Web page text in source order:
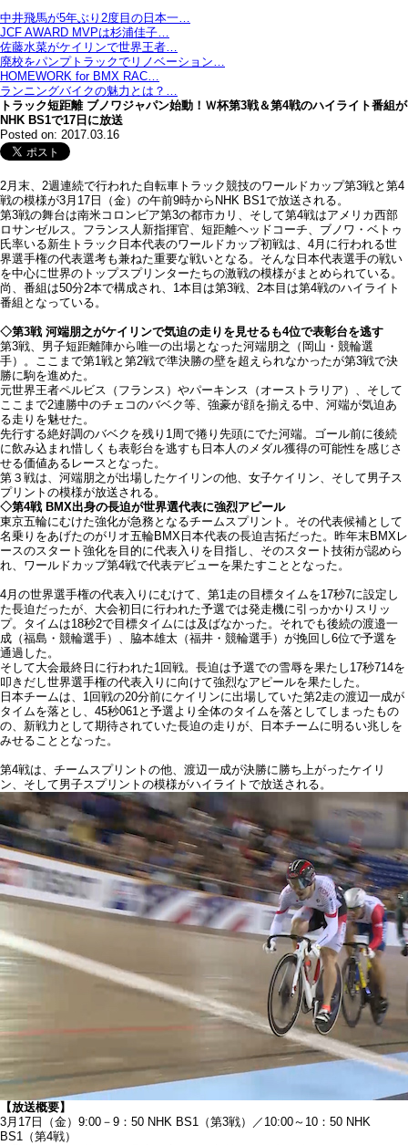
中井飛馬が5年ぶり2度目の日本一…
JCF AWARD MVPは杉浦佳子…
佐藤水菜がケイリンで世界王者…
廃校をパンプトラックでリノベーション…
HOMEWORK for BMX RAC…
ランニングバイクの魅力とは？…
トラック短距離 ブノワジャパン始動！Ｗ杯第3戦＆第4戦のハイライト番組が
NHK BS1で17日に放送
Posted on: 2017.03.16
2月末、2週連続で行われた自転車トラック競技のワールドカップ第3戦と第4
戦の模様が3月17日（金）の午前9時からNHK BS1で放送される。
第3戦の舞台は南米コロンビア第3の都市カリ、そして第4戦はアメリカ西部
ロサンゼルス。フランス人新指揮官、短距離ヘッドコーチ、ブノワ・ベトゥ
氏率いる新生トラック日本代表のワールドカップ初戦は、4月に行われる世
界選手権の代表選考も兼ねた重要な戦いとなる。そんな日本代表選手の戦い
を中心に世界のトップスプリンターたちの激戦の模様がまとめられている。
尚、番組は50分2本で構成され、1本目は第3戦、2本目は第4戦のハイライト
番組となっている。
◇第3戦 河端朋之がケイリンで気迫の走りを見せるも4位で表彰台を逃す
第3戦、男子短距離陣から唯一の出場となった河端朋之（岡山・競輪選
手）。ここまで第1戦と第2戦で準決勝の壁を超えられなかったが第3戦で決
勝に駒を進めた。
元世界王者ペルビス（フランス）やパーキンス（オーストラリア）、そして
ここまで2連勝中のチェコのバベク等、強豪が顔を揃える中、河端が気迫あ
る走りを魅せた。
先行する絶好調のバベクを残り1周で捲り先頭にでた河端。ゴール前に後続
に飲み込まれ惜しくも表彰台を逃すも日本人のメダル獲得の可能性を感じさ
せる価値あるレースとなった。
第３戦は、河端朋之が出場したケイリンの他、女子ケイリン、そして男子ス
プリントの模様が放送される。
◇第4戦 BMX出身の長迫が世界選代表に強烈アピール
東京五輪にむけた強化が急務となるチームスプリント。その代表候補として
名乗りをあげたのがリオ五輪BMX日本代表の長迫吉拓だった。昨年末BMXレ
ースのスタート強化を目的に代表入りを目指し、そのスタート技術が認めら
れ、ワールドカップ第4戦で代表デビューを果たすこととなった。
4月の世界選手権の代表入りにむけて、第1走の目標タイムを17秒7に設定し
た長迫だったが、大会初日に行われた予選では発走機に引っかかりスリッ
プ。タイムは18秒2で目標タイムには及ばなかった。それでも後続の渡邉一
成（福島・競輪選手）、脇本雄太（福井・競輪選手）が挽回し6位で予選を
通過した。
そして大会最終日に行われた1回戦。長迫は予選での雪辱を果たし17秒714を
叩きだし世界選手権の代表入りに向けて強烈なアピールを果たした。
日本チームは、1回戦の20分前にケイリンに出場していた第2走の渡辺一成が
タイムを落とし、45秒061と予選より全体のタイムを落としてしまったもの
の、新戦力として期待されていた長迫の走りが、日本チームに明るい兆しを
みせることとなった。
第4戦は、チームスプリントの他、渡辺一成が決勝に勝ち上がったケイリ
ン、そして男子スプリントの模様がハイライトで放送される。
【放送概要】
3月17日（金）9:00－9：50 NHK BS1（第3戦）／10:00～10：50 NHK
BS1（第4戦）